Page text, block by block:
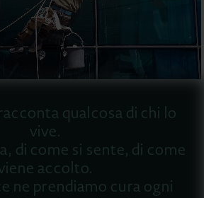
qualcosa di chi lo
vive.
di come si sente, di come
accolto.
ne prendiamo cura ogni